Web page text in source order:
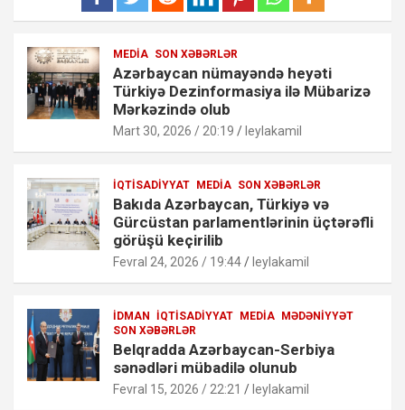
MEDIA SON XƏBƏRLƏR
Azərbaycan nümayəndə heyəti
Türkiyə Dezinformasiya ilə Mübarizə
Mərkəzində olub
Mart 30, 2026 / 20:19 leylakamil
İQTISADIYYAT MEDIA SON XƏBƏRLƏR
Bakıda Azərbaycan, Türkiyə və
Gürcüstan parlamentlərinin üçtərəfli
görüşü keçirilib
Fevral 24, 2026 / 19:44 leylakamil
İDMAN İQTISADIYYAT MEDIA MƏDƏNIYYƏT
SON XƏBƏRLƏR
Belqradda Azərbaycan-Serbiya
sənədləri mübadilə olunub
Fevral 15, 2026 / 22:21 leylakamil